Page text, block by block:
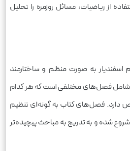
از ریاضیات، مسائل روزمره را تحلیل
اسفندیار به صورت منظم و ساختارمند
فصل‌های مختلفی است که هر کدام
فصل‌های کتاب به گونه‌ای تنظیم
شده و به تدریج به مباحث پیچیده‌تر